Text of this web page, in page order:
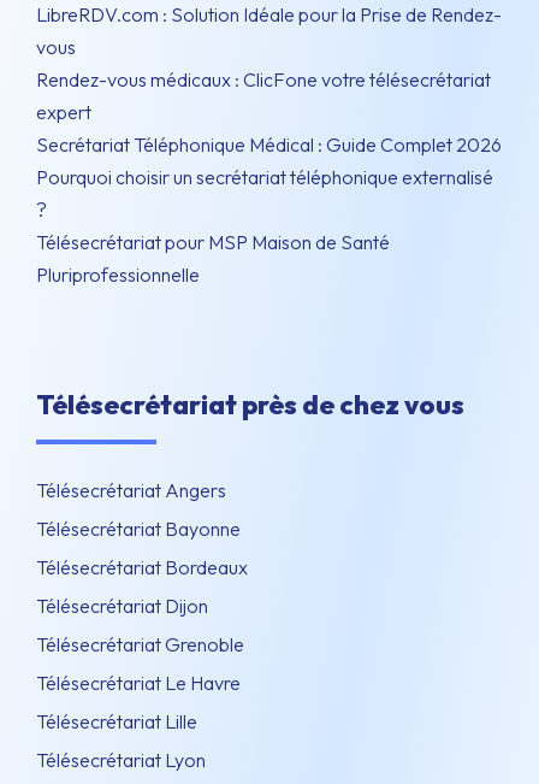
LibreRDV.com : Solution Idéale pour la Prise de Rendez-
vous
Rendez-vous médicaux : ClicFone votre télésecrétariat
expert
Secrétariat Téléphonique Médical : Guide Complet 2026
Pourquoi choisir un secrétariat téléphonique externalisé
?
Télésecrétariat pour MSP Maison de Santé
Pluriprofessionnelle
Télésecrétariat près de chez vous
Télésecrétariat Angers
Télésecrétariat Bayonne
Télésecrétariat Bordeaux
Télésecrétariat Dijon
Télésecrétariat Grenoble
Télésecrétariat Le Havre
Télésecrétariat Lille
Télésecrétariat Lyon